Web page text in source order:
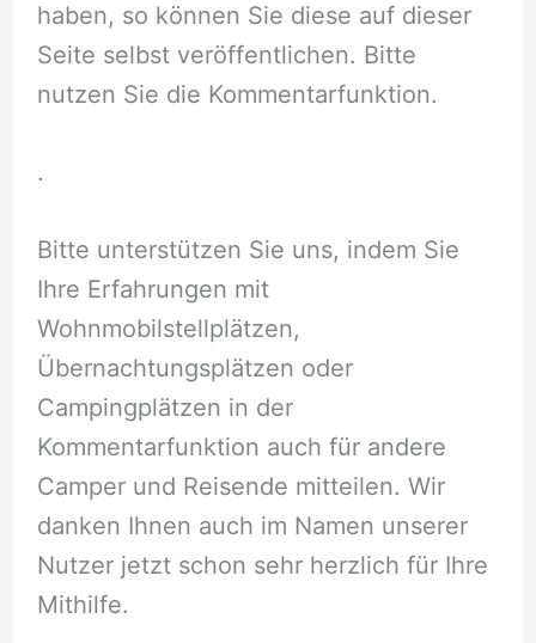
haben, so können Sie diese auf dieser
Seite selbst veröffentlichen. Bitte
nutzen Sie die Kommentarfunktion.
.
Bitte unterstützen Sie uns, indem Sie
Ihre Erfahrungen mit
Wohnmobilstellplätzen,
Übernachtungsplätzen oder
Campingplätzen in der
Kommentarfunktion auch für andere
Camper und Reisende mitteilen. Wir
danken Ihnen auch im Namen unserer
Nutzer jetzt schon sehr herzlich für Ihre
Mithilfe.